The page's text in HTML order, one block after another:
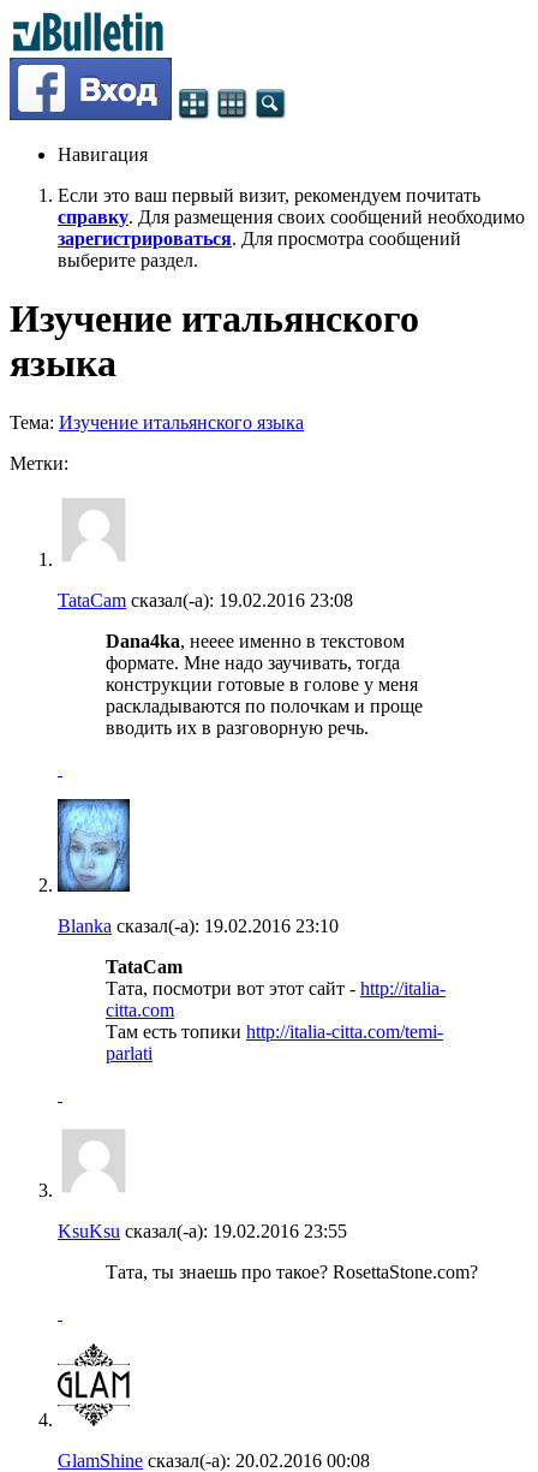
Навигация
Если это ваш первый визит, рекомендуем почитать
справку. Для размещения своих сообщений необходимо
зарегистрироваться. Для просмотра сообщений
выберите раздел.
Изучение итальянского
языка
Тема: Изучение итальянского языка
Метки:
TataCam сказал(-а): 19.02.2016 23:08
Dana4ka, нееее именно в текстовом
формате. Мне надо заучивать, тогда
конструкции готовые в голове у меня
раскладываются по полочкам и проще
вводить их в разговорную речь.
Blanka сказал(-а): 19.02.2016 23:10
TataCam
Тата, посмотри вот этот сайт - http://italia-
citta.com
Там есть топики http://italia-citta.com/temi-
parlati
KsuKsu сказал(-а): 19.02.2016 23:55
Тата, ты знаешь про такое? RosettaStone.com?
GlamShine сказал(-а): 20.02.2016 00:08